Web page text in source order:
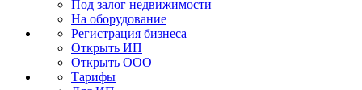
Под залог недвижимости
На оборудование
Регистрация бизнеса
Открыть ИП
Открыть ООО
Тарифы